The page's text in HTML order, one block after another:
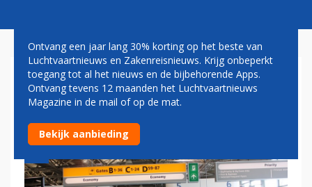
SCHIPHOL ZET EXTRA
SECURITYMEDEWERKERS IN
Ontvang een jaar lang 30% korting op het beste van
Luchtvaartnieuws en Zakenreisnieuws. Krijg onbeperkt
toegang tot al het nieuws en de bijbehorende Apps.
Ontvang tevens 12 maanden het Luchtvaartnieuws
Magazine in de mail of op de mat.
Bekijk aanbieding